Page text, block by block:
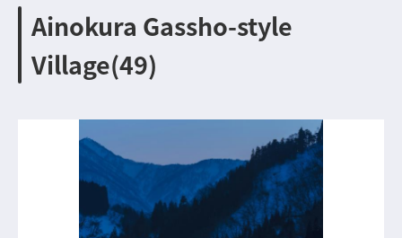
Ainokura Gassho-style
Village(49)